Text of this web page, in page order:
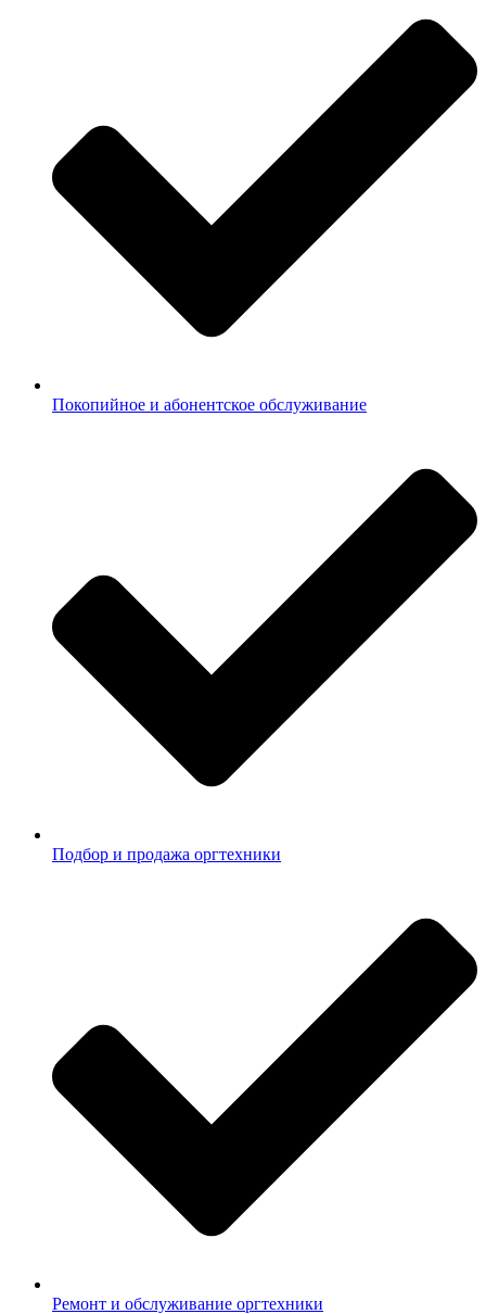
Покопийное и абонентское обслуживание
Подбор и продажа оргтехники
Ремонт и обслуживание оргтехники